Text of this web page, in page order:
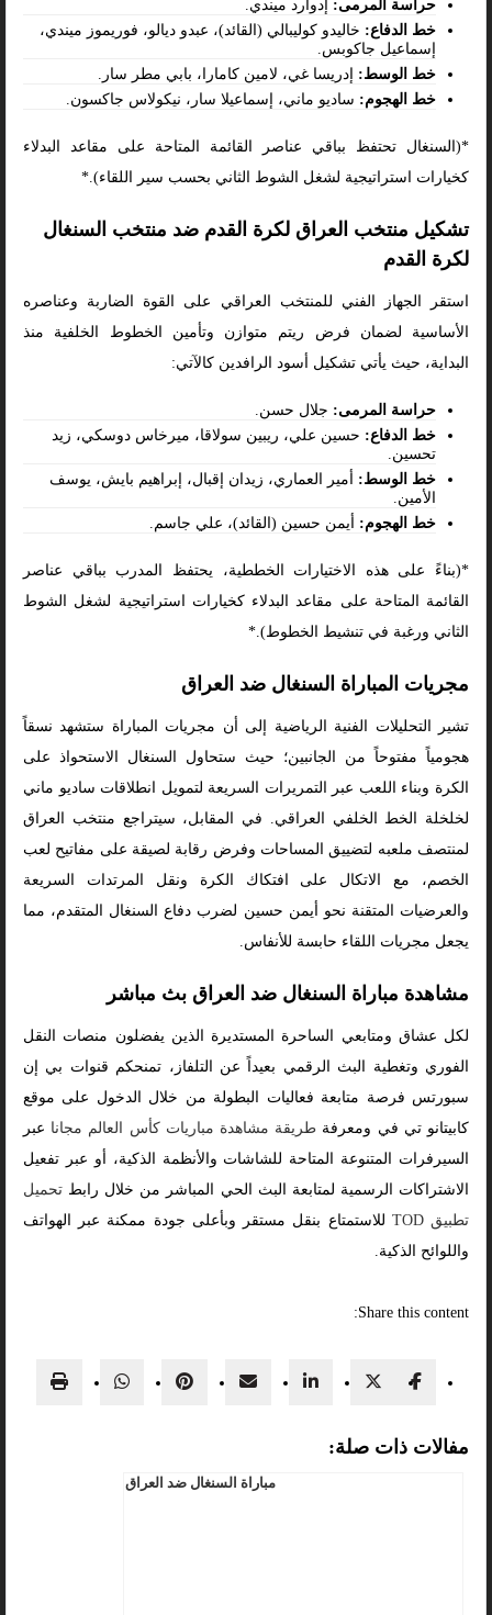
حراسة المرمى: إدوارد ميندي.
خط الدفاع: خاليدو كوليبالي (القائد)، عبدو ديالو، فوريموز ميندي،
إسماعيل جاكوبس.
خط الوسط: إدريسا غي، لامين كامارا، بابي مطر سار.
خط الهجوم: ساديو ماني، إسماعيلا سار، نيكولاس جاكسون.
*(السنغال تحتفظ بباقي عناصر القائمة المتاحة على مقاعد البدلاء
كخيارات استراتيجية لشغل الشوط الثاني بحسب سير اللقاء).*
تشكيل منتخب العراق لكرة القدم ضد منتخب السنغال
لكرة القدم
استقر الجهاز الفني للمنتخب العراقي على القوة الضاربة وعناصره
الأساسية لضمان فرض ريتم متوازن وتأمين الخطوط الخلفية منذ
البداية، حيث يأتي تشكيل أسود الرافدين كالآتي:
حراسة المرمى: جلال حسن.
خط الدفاع: حسين علي، ريبين سولاقا، ميرخاس دوسكي، زيد
تحسين.
خط الوسط: أمير العماري، زيدان إقبال، إبراهيم بايش، يوسف
الأمين.
خط الهجوم: أيمن حسين (القائد)، علي جاسم.
*(بناءً على هذه الاختيارات الخططية، يحتفظ المدرب بباقي عناصر
القائمة المتاحة على مقاعد البدلاء كخيارات استراتيجية لشغل الشوط
الثاني ورغبة في تنشيط الخطوط).*
مجريات المباراة السنغال ضد العراق
تشير التحليلات الفنية الرياضية إلى أن مجريات المباراة ستشهد نسقاً
هجومياً مفتوحاً من الجانبين؛ حيث ستحاول السنغال الاستحواذ على
الكرة وبناء اللعب عبر التمريرات السريعة لتمويل انطلاقات ساديو ماني
لخلخلة الخط الخلفي العراقي. في المقابل، سيتراجع منتخب العراق
لمنتصف ملعبه لتضييق المساحات وفرض رقابة لصيقة على مفاتيح لعب
الخصم، مع الاتكال على افتكاك الكرة ونقل المرتدات السريعة
والعرضيات المتقنة نحو أيمن حسين لضرب دفاع السنغال المتقدم، مما
يجعل مجريات اللقاء حابسة للأنفاس.
مشاهدة مباراة السنغال ضد العراق بث مباشر
لكل عشاق ومتابعي الساحرة المستديرة الذين يفضلون منصات النقل
الفوري وتغطية البث الرقمي بعيداً عن التلفاز، تمنحكم قنوات بي إن
سبورتس فرصة متابعة فعاليات البطولة من خلال الدخول على موقع
كابيتانو تي في ومعرفة طريقة مشاهدة مباريات كأس العالم مجانا عبر
السيرفرات المتنوعة المتاحة للشاشات والأنظمة الذكية، أو عبر تفعيل
الاشتراكات الرسمية لمتابعة البث الحي المباشر من خلال رابط تحميل
تطبيق TOD
للاستمتاع بنقل مستقر وبأعلى جودة ممكنة عبر الهواتف
واللوائح الذكية.
Share this content:
مفالات ذات صلة:
مباراة السنغال ضد العراق